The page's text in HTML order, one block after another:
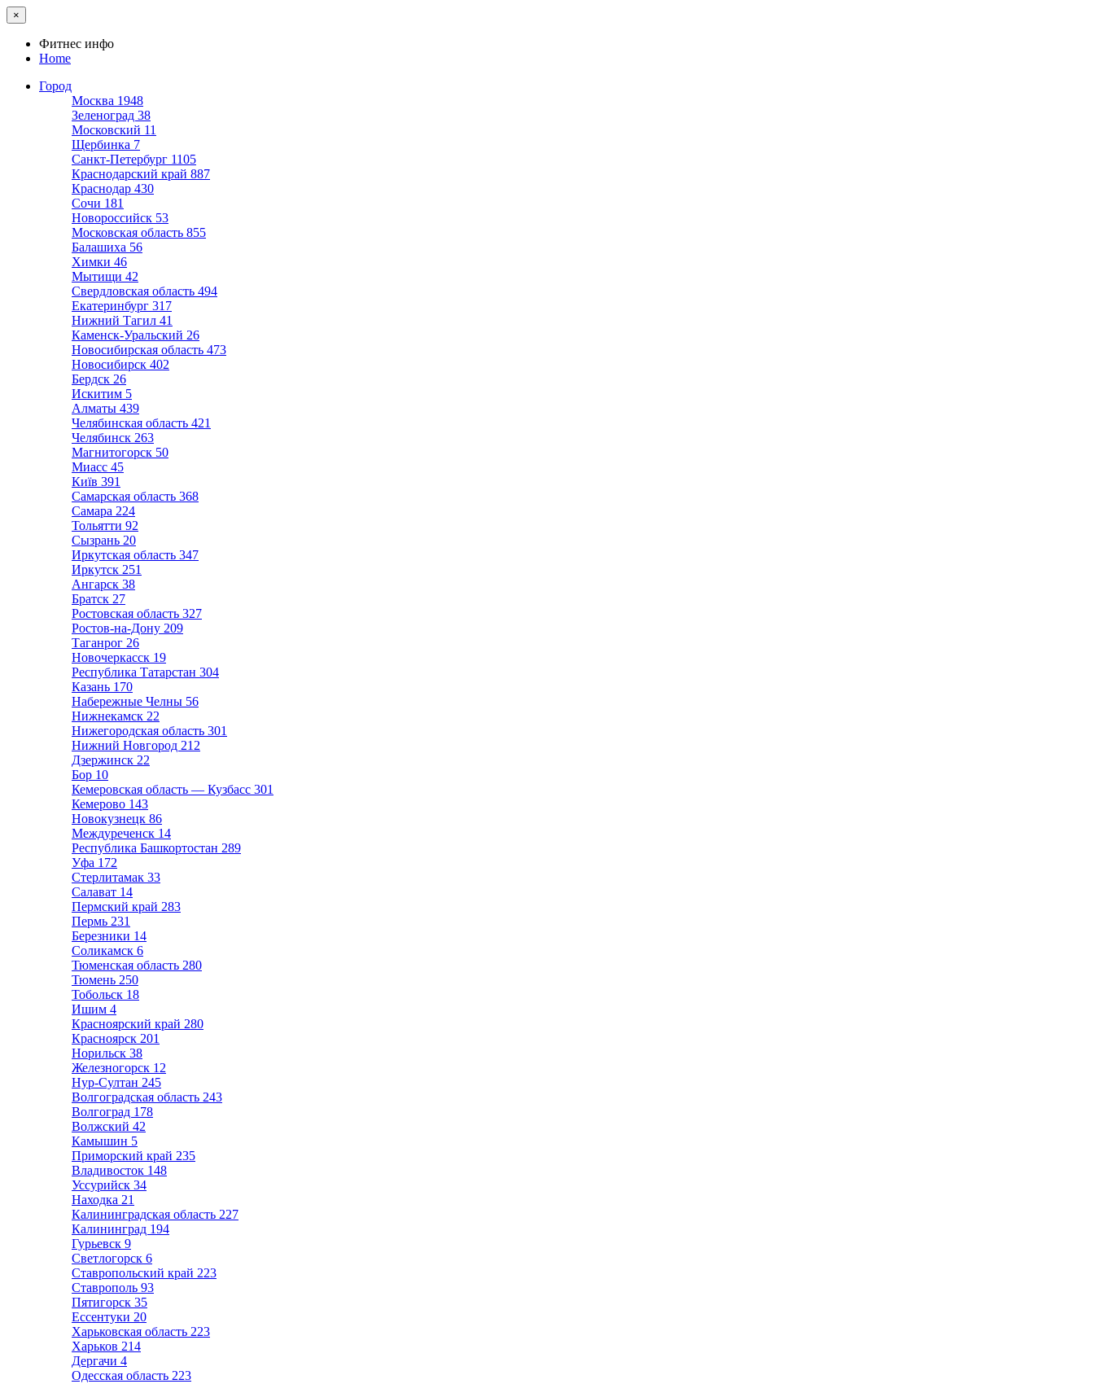
×
Фитнес инфо
Home
Город
Москва 1948
Зеленоград 38
Московский 11
Щербинка 7
Санкт-Петербург 1105
Краснодарский край 887
Краснодар 430
Сочи 181
Новороссийск 53
Московская область 855
Балашиха 56
Химки 46
Мытищи 42
Свердловская область 494
Екатеринбург 317
Нижний Тагил 41
Каменск-Уральский 26
Новосибирская область 473
Новосибирск 402
Бердск 26
Искитим 5
Алматы 439
Челябинская область 421
Челябинск 263
Магнитогорск 50
Миасс 45
Київ 391
Самарская область 368
Самара 224
Тольятти 92
Сызрань 20
Иркутская область 347
Иркутск 251
Ангарск 38
Братск 27
Ростовская область 327
Ростов-на-Дону 209
Таганрог 26
Новочеркасск 19
Республика Татарстан 304
Казань 170
Набережные Челны 56
Нижнекамск 22
Нижегородская область 301
Нижний Новгород 212
Дзержинск 22
Бор 10
Кемеровская область — Кузбасс 301
Кемерово 143
Новокузнецк 86
Междуреченск 14
Республика Башкортостан 289
Уфа 172
Стерлитамак 33
Салават 14
Пермский край 283
Пермь 231
Березники 14
Соликамск 6
Тюменская область 280
Тюмень 250
Тобольск 18
Ишим 4
Красноярский край 280
Красноярск 201
Норильск 38
Железногорск 12
Нур-Султан 245
Волгоградская область 243
Волгоград 178
Волжский 42
Камышин 5
Приморский край 235
Владивосток 148
Уссурийск 34
Находка 21
Калининградская область 227
Калининград 194
Гурьевск 9
Светлогорск 6
Ставропольский край 223
Ставрополь 93
Пятигорск 35
Ессентуки 20
Харьковская область 223
Харьков 214
Дергачи 4
Одесская область 223